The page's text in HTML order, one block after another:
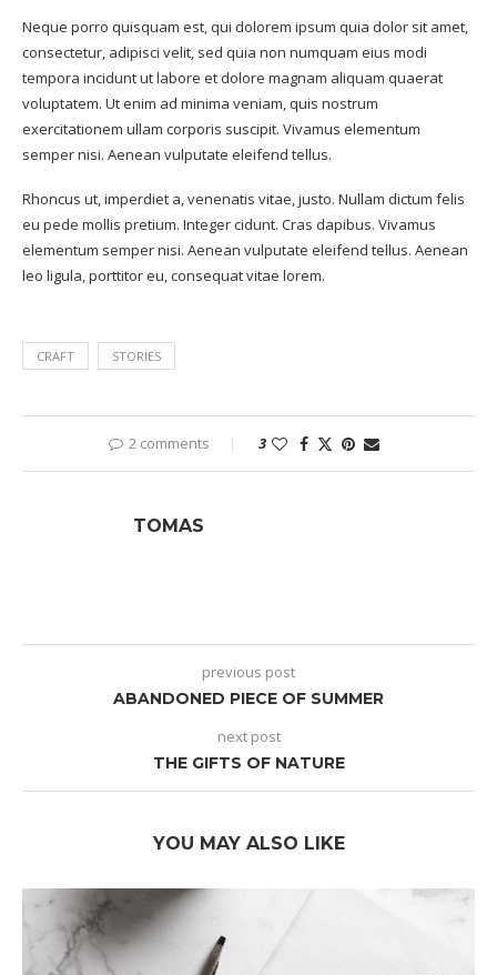
Neque porro quisquam est, qui dolorem ipsum quia dolor sit amet,
consectetur, adipisci velit, sed quia non numquam eius modi
tempora incidunt ut labore et dolore magnam aliquam quaerat
voluptatem. Ut enim ad minima veniam, quis nostrum
exercitationem ullam corporis suscipit. Vivamus elementum
semper nisi. Aenean vulputate eleifend tellus.
Rhoncus ut, imperdiet a, venenatis vitae, justo. Nullam dictum felis
eu pede mollis pretium. Integer cidunt. Cras dapibus. Vivamus
elementum semper nisi. Aenean vulputate eleifend tellus. Aenean
leo ligula, porttitor eu, consequat vitae lorem.
CRAFT STORIES
2 comments 3
TOMAS
previous post
ABANDONED PIECE OF SUMMER
next post
THE GIFTS OF NATURE
YOU MAY ALSO LIKE